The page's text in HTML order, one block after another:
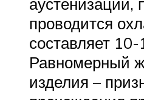
проводится
составляет
Равномерный
изделия –